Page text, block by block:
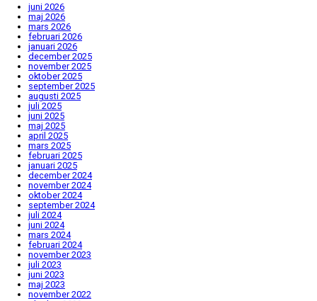
juni 2026
maj 2026
mars 2026
februari 2026
januari 2026
december 2025
november 2025
oktober 2025
september 2025
augusti 2025
juli 2025
juni 2025
maj 2025
april 2025
mars 2025
februari 2025
januari 2025
december 2024
november 2024
oktober 2024
september 2024
juli 2024
juni 2024
mars 2024
februari 2024
november 2023
juli 2023
juni 2023
maj 2023
november 2022